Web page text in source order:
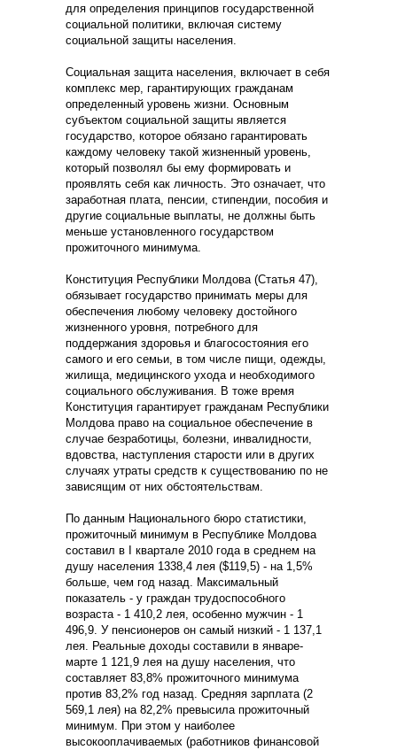
для определения принципов государственной
социальной политики, включая систему
социальной защиты населения.
Социальная защита населения, включает в себя
комплекс мер, гарантирующих гражданам
определенный уровень жизни. Основным
субъектом социальной защиты является
государство, которое обязано гарантировать
каждому человеку такой жизненный уровень,
который позволял бы ему формировать и
проявлять себя как личность. Это означает, что
заработная плата, пенсии, стипендии, пособия и
другие социальные выплаты, не должны быть
меньше установленного государством
прожиточного минимума.
Конституция Республики Молдова (Статья 47),
обязывает государство принимать меры для
обеспечения любому человеку достойного
жизненного уровня, потребного для
поддержания здоровья и благосостояния его
самого и его семьи, в том числе пищи, одежды,
жилища, медицинского ухода и необходимого
социального обслуживания. В тоже время
Конституция гарантирует гражданам Республики
Молдова право на социальное обеспечение в
случае безработицы, болезни, инвалидности,
вдовства, наступления старости или в других
случаях утраты средств к существованию по не
зависящим от них обстоятельствам.
По данным Национального бюро статистики,
прожиточный минимум в Республике Молдова
составил в I квартале 2010 года в среднем на
душу населения 1338,4 лея ($119,5) - на 1,5%
больше, чем год назад. Максимальный
показатель - у граждан трудоспособного
возраста - 1 410,2 лея, особенно мужчин - 1
496,9. У пенсионеров он самый низкий - 1 137,1
лея. Реальные доходы составили в январе-
марте 1 121,9 лея на душу населения, что
составляет 83,8% прожиточного минимума
против 83,2% год назад. Средняя зарплата (2
569,1 лея) на 82,2% превысила прожиточный
минимум. При этом у наиболее
высокооплачиваемых (работников финансовой